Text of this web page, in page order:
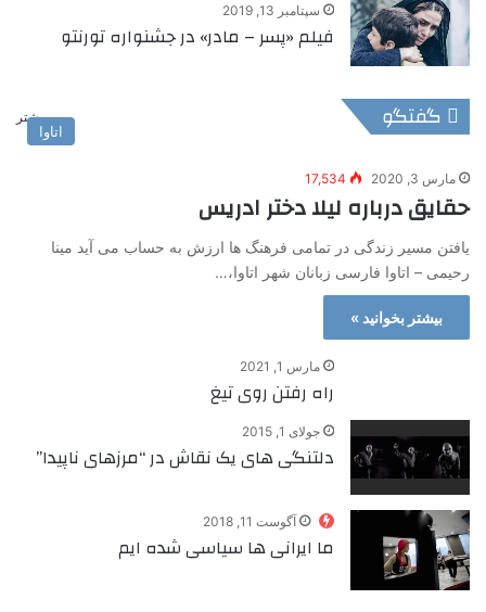
سپتامبر 13, 2019
فیلم «پسر – مادر» در جشنواره تورنتو
گفتگو بیشتر
اتاوا
مارس 3, 2020 17,534
حقایق درباره لیلا دختر ادریس
یافتن مسیر زندگی در تمامی فرهنگ ها ارزش به حساب می آید مینا
رحیمی – اتاوا فارسی زبانان شهر اتاوا،…
بیشتر بخوانید »
مارس 1, 2021
راه رفتن روی تیغ
جولای 1, 2015
دلتنگی های یک نقاش در “مرزهای ناپیدا”
آگوست 11, 2018
ما ایرانی ها سیاسی شده ایم